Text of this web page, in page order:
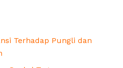
Terhadap Pungli dan